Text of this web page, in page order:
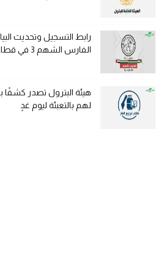
رابط التسجيل وتحديث
الفارس الشهم 3 في قطاع غزة
هيئة البترول تصدر كشفًا
لهم بالتعبئة ليوم غدٍ